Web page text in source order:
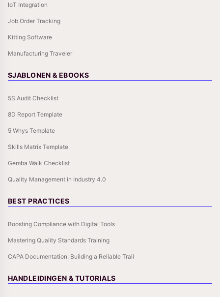
IoT Integration
Job Order Tracking
Kitting Software
Manufacturing Traveler
SJABLONEN & EBOOKS
5S Audit Checklist
8D Report Template
5 Whys Template
Skills Matrix Template
Gemba Walk Checklist
Quality Management in Industry 4.0
BEST PRACTICES
Boosting Compliance with Digital Tools
Mastering Quality Standards Training
CAPA Documentation: Building a Reliable Trail
HANDLEIDINGEN & TUTORIALS